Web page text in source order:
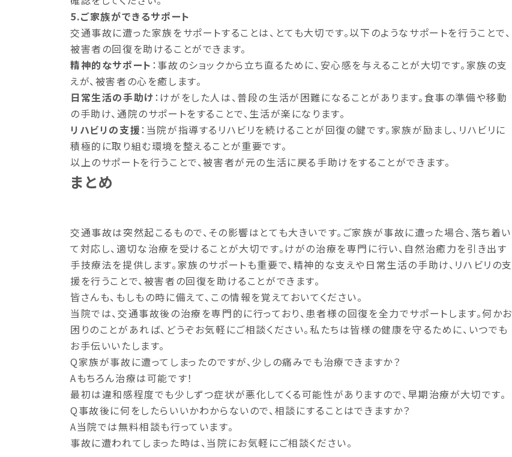
5.ご家族ができるサポート
交通事故に遭った家族をサポートすることは、とても大切です。以下のようなサポートを行うことで、
被害者の回復を助けることができます。
精神的なサポート ：事故のショックから立ち直るために、安心感を与えることが大切です。家族の支
えが、被害者の心を癒します。
日常生活の手助け ：けがをした人は、普段の生活が困難になることがあります。食事の準備や移動
の手助け、通院のサポートをすることで、生活が楽になります。
リハビリの支援 ：当院が指導するリハビリを続けることが回復の鍵です。家族が励まし、リハビリに
積極的に取り組む環境を整えることが重要です。
以上のサポートを行うことで、被害者が元の生活に戻る手助けをすることができます。
まとめ
交通事故は突然起こるもので、その影響はとても大きいです。ご家族が事故に遭った場合、落ち着い
て対応し、適切な治療を受けることが大切です。けがの治療を専門に行い、自然治癒力を引き出す
手技療法を提供します。家族のサポートも重要で、精神的な支えや日常生活の手助け、リハビリの支
援を行うことで、被害者の回復を助けることができます。
皆さんも、もしもの時に備えて、この情報を覚えておいてください。
当院では、交通事故後の治療を専門的に行っており、患者様の回復を全力でサポートします。何かお
困りのことがあれば、どうぞお気軽にご相談ください。私たちは皆様の健康を守るために、いつでも
お手伝いいたします。
Q家族が事故に遭ってしまったのですが、少しの痛みでも治療できますか？
Aもちろん治療は可能です！
最初は違和感程度でも少しずつ症状が悪化してくる可能性がありますので、早期治療が大切です。
Q事故後に何をしたらいいかわからないので、相談にすることはできますか？
A当院では無料相談も行っています。
事故に遭われてしまった時は、当院にお気軽にご相談ください。